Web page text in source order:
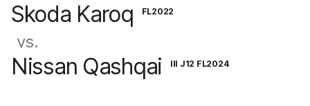
Skoda Karoq FL2022
vs.
Nissan Qashqai III J12 FL2024